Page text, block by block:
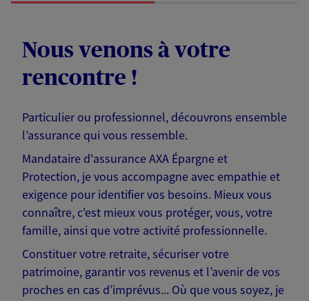
Nous venons à votre
rencontre !
Particulier ou professionnel, découvrons ensemble
l’assurance qui vous ressemble.
Mandataire d'assurance AXA Épargne et
Protection, je vous accompagne avec empathie et
exigence pour identifier vos besoins. Mieux vous
connaître, c'est mieux vous protéger, vous, votre
famille, ainsi que votre activité professionnelle.
Constituer votre retraite, sécuriser votre
patrimoine, garantir vos revenus et l’avenir de vos
proches en cas d’imprévus... Où que vous soyez, je